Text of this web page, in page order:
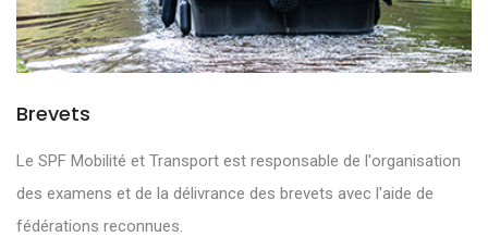
Brevets
Le SPF Mobilité et Transport est responsable de l'organisation
des examens et de la délivrance des brevets avec l'aide de
fédérations reconnues.